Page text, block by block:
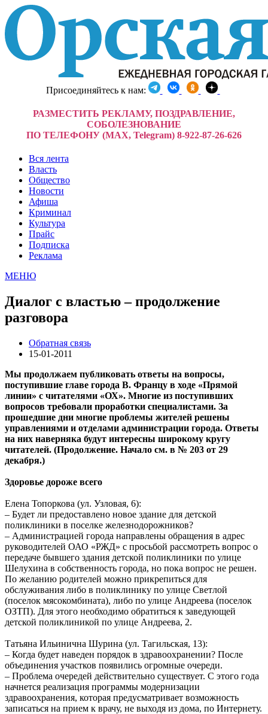
Присоединяйтесь к нам:
РАЗМЕСТИТЬ РЕКЛАМУ, ПОЗДРАВЛЕНИЕ,
СОБОЛЕЗНОВАНИЕ
ПО ТЕЛЕФОНУ (MAX, Telegram) 8-922-87-26-626
Вся лента
Власть
Общество
Новости
Афиша
Криминал
Культура
Прайс
Подписка
Реклама
МЕНЮ
Диалог с властью – продолжение
разговора
Обратная связь
15-01-2011
Мы продолжаем публиковать ответы на вопросы,
поступившие главе города В. Францу в ходе «Прямой
линии» с читателями «ОХ». Многие из поступивших
вопросов требовали проработки специалистами. За
прошедшие дни многие проблемы жителей решены
управлениями и отделами администрации города. Ответы
на них наверняка будут интересны широкому кругу
читателей. (Продолжение. Начало см. в № 203 от 29
декабря.)
Здоровье дороже всего
Елена Топоркова (ул. Узловая, 6):
– Будет ли предоставлено новое здание для детской
поликлиники в поселке железнодорожников?
– Администрацией города направлены обращения в адрес
руководителей ОАО «РЖД» с просьбой рассмотреть вопрос о
передаче бывшего здания детской поликлиники по улице
Шелухина в собственность города, но пока вопрос не решен.
По желанию родителей можно прикрепиться для
обслуживания либо в поликлинику по улице Светлой
(поселок мясокомбината), либо по улице Андреева (поселок
ОЗТП). Для этого необходимо обратиться к заведующей
детской поликлиникой по улице Андреева, 2.
Татьяна Ильинична Шурина (ул. Тагильская, 13):
– Когда будет наведен порядок в здравоохранении? После
объединения участков появились огромные очереди.
– Проблема очередей действительно существует. С этого года
начнется реализация программы модернизации
здравоохранения, которая предусматривает возможность
записаться на прием к врачу, не выходя из дома, по Интернету.